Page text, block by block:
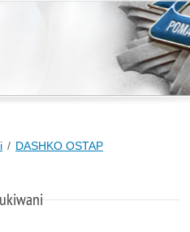
DASHKO OSTAP